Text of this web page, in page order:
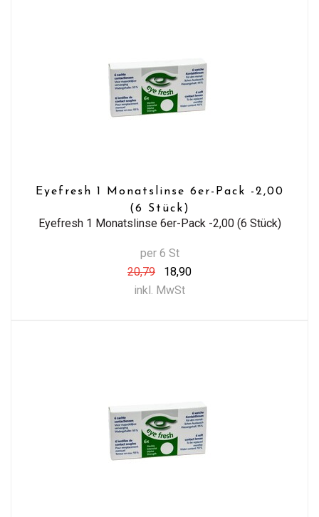
Eyefresh 1 Monatslinse 6er-Pack -2,00
(6 Stück)
Eyefresh 1 Monatslinse 6er-Pack -2,00 (6 Stück)
per 6 St
20,79
18,90
inkl. MwSt